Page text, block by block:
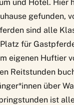
und Hotel. Hier
gefunden,
sind alle
für
eigenen Huftier
Reitstunden
über
ist